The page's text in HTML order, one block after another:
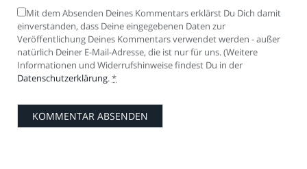
Mit dem Absenden Deines Kommentars erklärst Du Dich damit
einverstanden, dass Deine eingegebenen Daten zur
Veröffentlichung Deines Kommentars verwendet werden - außer
natürlich Deiner E-Mail-Adresse, die ist nur für uns. (Weitere
Informationen und Widerrufshinweise findest Du in der
Datenschutzerklärung.*